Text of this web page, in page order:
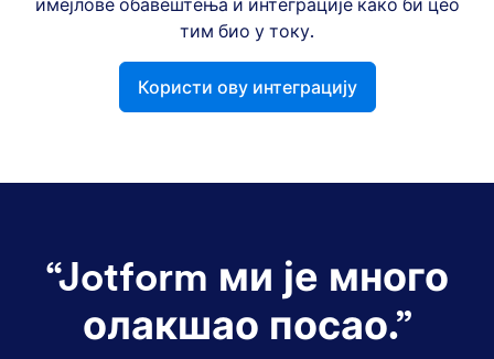
тим био у току.
Користи ову интеграцију
“Jotform ми је много
олакшао посао.”